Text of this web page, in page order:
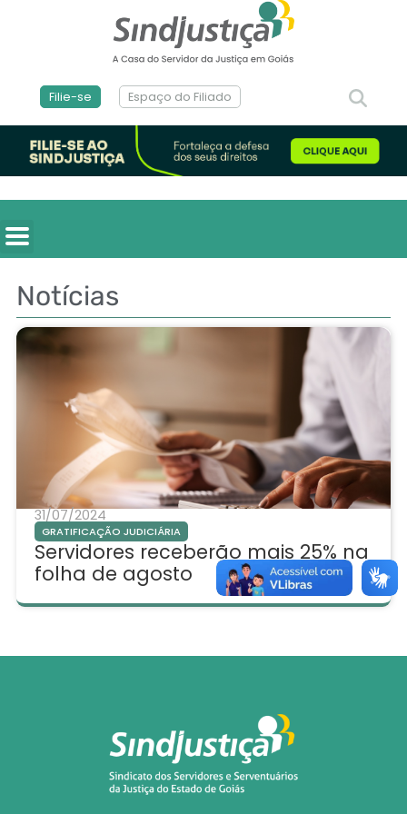
Filie-se Espaço do Filiado
Notícias
31/07/2024
GRATIFICAÇÃO JUDICIÁRIA
Servidores receberão mais 25% na
folha de agosto